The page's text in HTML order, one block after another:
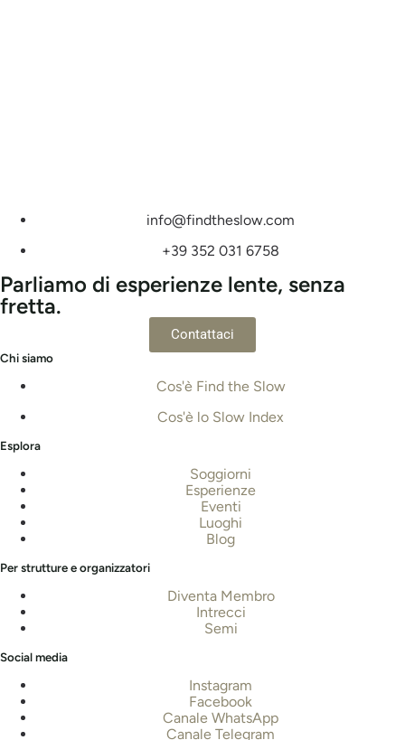
info@findtheslow.com
+39 352 031 6758
Parliamo di esperienze lente, senza
fretta.
Contattaci
Chi siamo
Cos'è Find the Slow
Cos'è lo Slow Index
Esplora
Soggiorni
Esperienze
Eventi
Luoghi
Blog
Per strutture e organizzatori
Diventa Membro
Intrecci
Semi
Social media
Instagram
Facebook
Canale WhatsApp
Canale Telegram